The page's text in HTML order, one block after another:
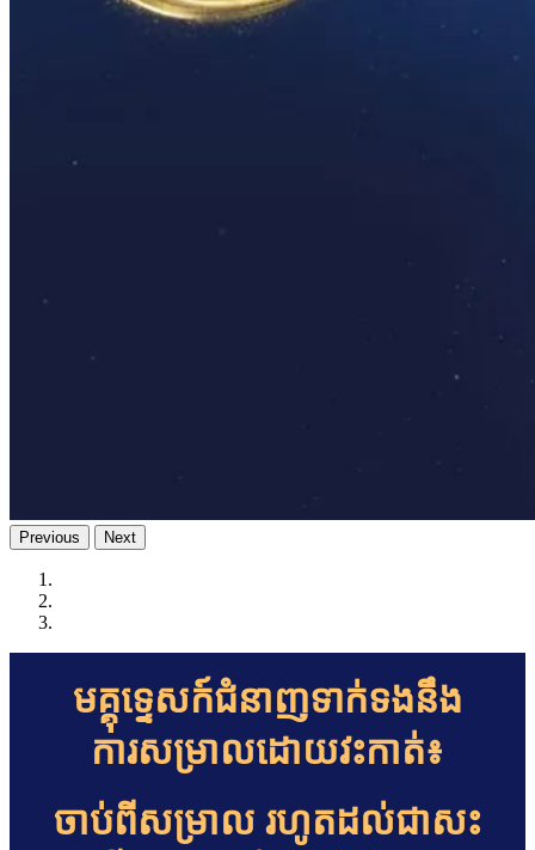
Previous Next
មគ្គុទ្ទេសក៍ជំនាញទាក់ទងនឹង
ការសម្រាលដោយវះកាត់៖
ចាប់ពីសម្រាល រហូតដល់ជាសះ